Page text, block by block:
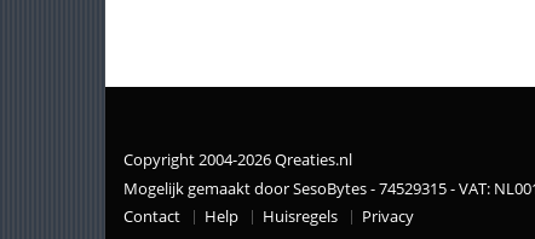
Copyright 2004-2026 Qreaties.nl
Mogelijk gemaakt door SesoBytes - 74529315 - VAT:
Contact
Help Huisregels Privacy